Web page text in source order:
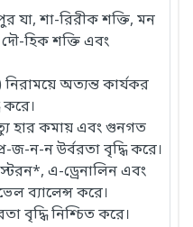
যা, শা-রিরীক শক্তি, মন
দৌ-হিক শক্তি এবং
নিরাময়ে অত্যন্ত কার্যকর
হার কমায় এবং গুনগত
জ-ন-ন উর্বরতা বৃদ্ধি করে।
এ-ড্রেনালিন এবং
ব্যালেন্স করে।
বৃদ্ধি নিশ্চিত করে।